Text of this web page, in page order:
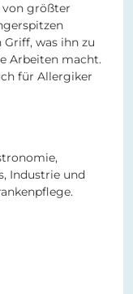
von größter
was ihn zu
Arbeiten macht.
für Allergiker
Industrie und